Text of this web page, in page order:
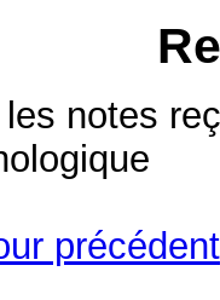
notes
précédent